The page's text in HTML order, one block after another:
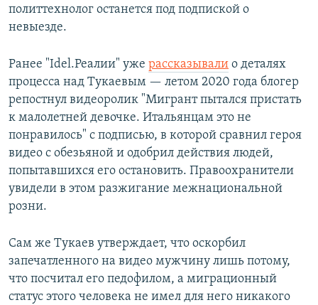
политтехнолог останется под подпиской о
невыезде.
Ранее "Idel.Реалии" уже рассказывали о деталях
процесса над Тукаевым — летом 2020 года блогер
репостнул видеоролик "Мигрант пытался пристать
к малолетней девочке. Итальянцам это не
понравилось" с подписью, в которой сравнил героя
видео с обезьяной и одобрил действия людей,
попытавшихся его остановить. Правоохранители
увидели в этом разжигание межнациональной
розни.
Сам же Тукаев утверждает, что оскорбил
запечатленного на видео мужчину лишь потому,
что посчитал его педофилом, а миграционный
статус этого человека не имел для него никакого